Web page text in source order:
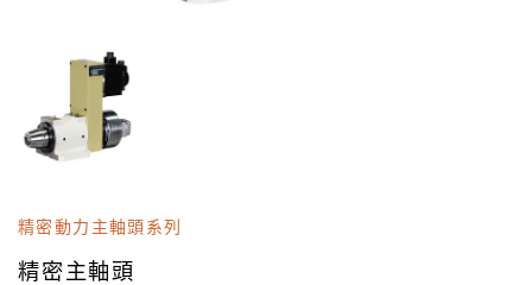
精密動力主軸頭系列
精密主軸頭